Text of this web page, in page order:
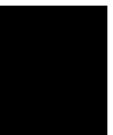
דילוג
כמות